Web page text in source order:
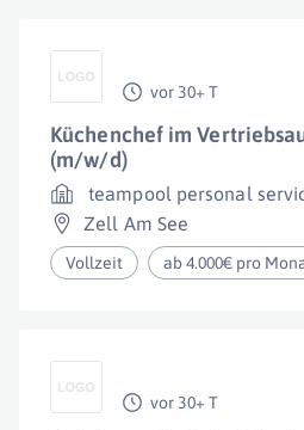
vor 30+ T
Küchenchef im
(m/w/d)
teampool personal
Zell Am See
Vollzeit ab 4.000€ pro
vor 30+ T